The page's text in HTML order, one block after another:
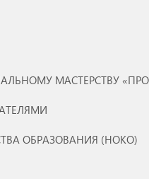
МАСТЕРСТВУ
ОБРАЗОВАНИЯ (НОКО)